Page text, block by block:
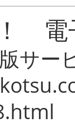
電
サー